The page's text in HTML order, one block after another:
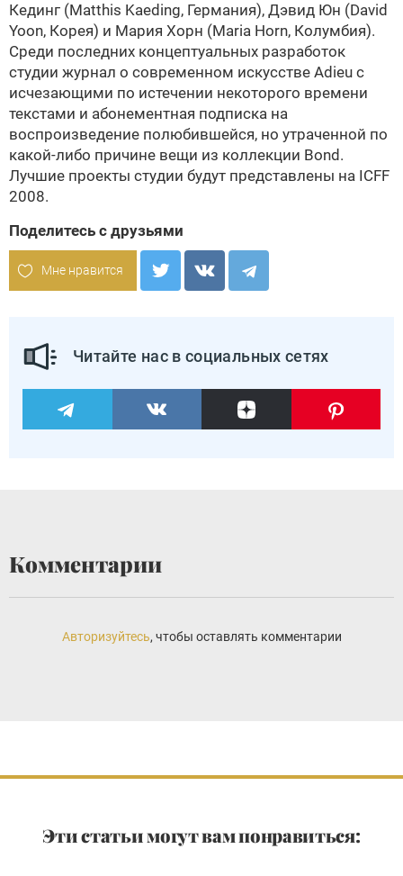
Кединг (Matthis Kaeding, Германия), Дэвид Юн (David
Yoon, Корея) и Мария Хорн (Maria Horn, Колумбия).
Среди последних концептуальных разработок
студии журнал о современном искусстве Adieu с
исчезающими по истечении некоторого времени
текстами и абонементная подписка на
воспроизведение полюбившейся, но утраченной по
какой-либо причине вещи из коллекции Bond.
Лучшие проекты студии будут представлены на ICFF
2008.
Поделитесь с друзьями
Мне нравится
Читайте нас в социальных сетях
Комментарии
Авторизуйтесь, чтобы оставлять комментарии
Эти статьи могут вам понравиться: